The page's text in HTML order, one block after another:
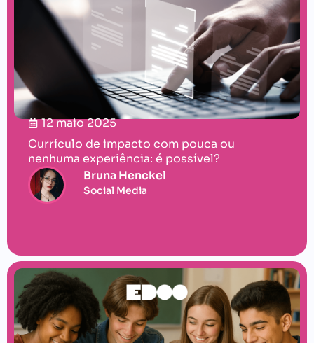
12 maio 2025
Currículo de impacto com pouca ou
nenhuma experiência: é possível?
Bruna Henckel
Social Media